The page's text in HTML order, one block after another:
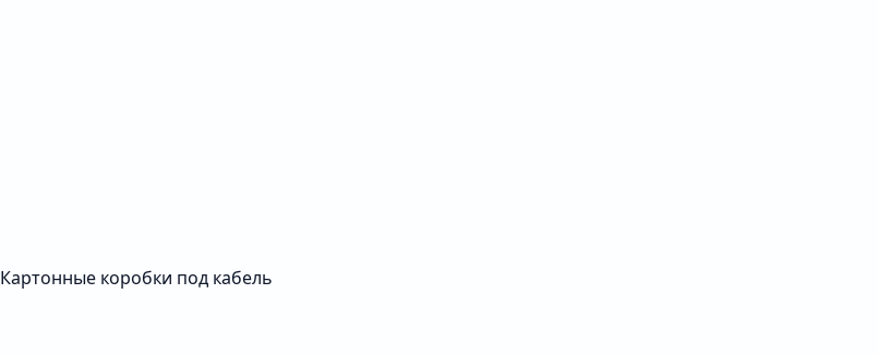
Картонные коробки под кабель